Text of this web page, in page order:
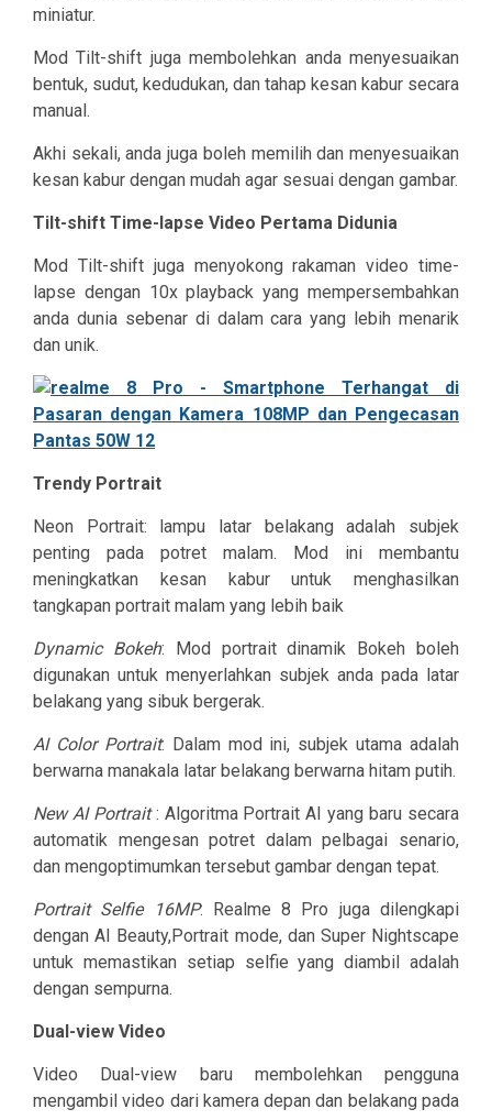
miniatur.
Mod Tilt-shift juga membolehkan anda menyesuaikan
bentuk, sudut, kedudukan, dan tahap kesan kabur secara
manual.
Akhi sekali, anda juga boleh memilih dan menyesuaikan
kesan kabur dengan mudah agar sesuai dengan gambar.
Tilt-shift Time-lapse Video Pertama Didunia
Mod Tilt-shift juga menyokong rakaman video time-
lapse dengan 10x playback yang mempersembahkan
anda dunia sebenar di dalam cara yang lebih menarik
dan unik.
Trendy Portrait
Neon Portrait: lampu latar belakang adalah subjek
penting pada potret malam. Mod ini membantu
meningkatkan kesan kabur untuk menghasilkan
tangkapan portrait malam yang lebih baik
Dynamic Bokeh: Mod portrait dinamik Bokeh boleh
digunakan untuk menyerlahkan subjek anda pada latar
belakang yang sibuk bergerak.
AI Color Portrait: Dalam mod ini, subjek utama adalah
berwarna manakala latar belakang berwarna hitam putih.
New AI Portrait: Algoritma Portrait AI yang baru secara
automatik mengesan potret dalam pelbagai senario,
dan mengoptimumkan tersebut gambar dengan tepat.
Portrait Selfie 16MP: Realme 8 Pro juga dilengkapi
dengan AI Beauty,Portrait mode, dan Super Nightscape
untuk memastikan setiap selfie yang diambil adalah
dengan sempurna.
Dual-view Video
Video Dual-view baru membolehkan pengguna
mengambil video dari kamera depan dan belakang pada